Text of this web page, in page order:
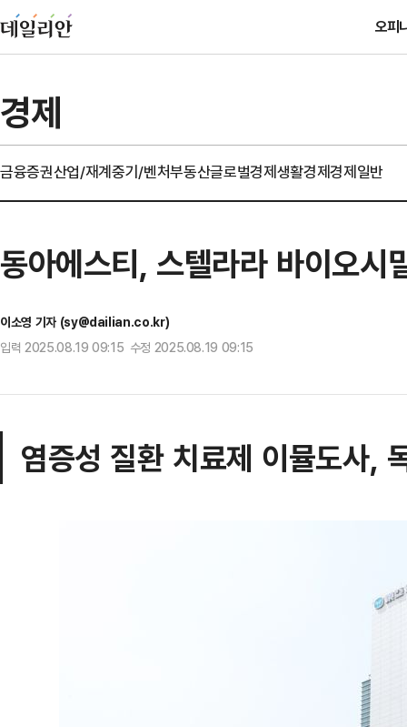
오피
경제
금융증권산업/재계중기/벤처부동산글로벌경제생활경제경제일반
동아에스티, 스텔라라 바이오
이소영 기자 (sy@dailian.co.kr)
입력 2025.08.19 09:15 수정 2025.08.19 09:15
염증성 질환 치료제 이뮬도사,